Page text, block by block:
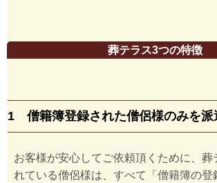
葬テラス3つの特徴
1 僧籍簿登録された僧侶様のみを派
お客様が安心してご依頼頂くために、葬
れている僧侶様は、すべて「僧籍簿の登